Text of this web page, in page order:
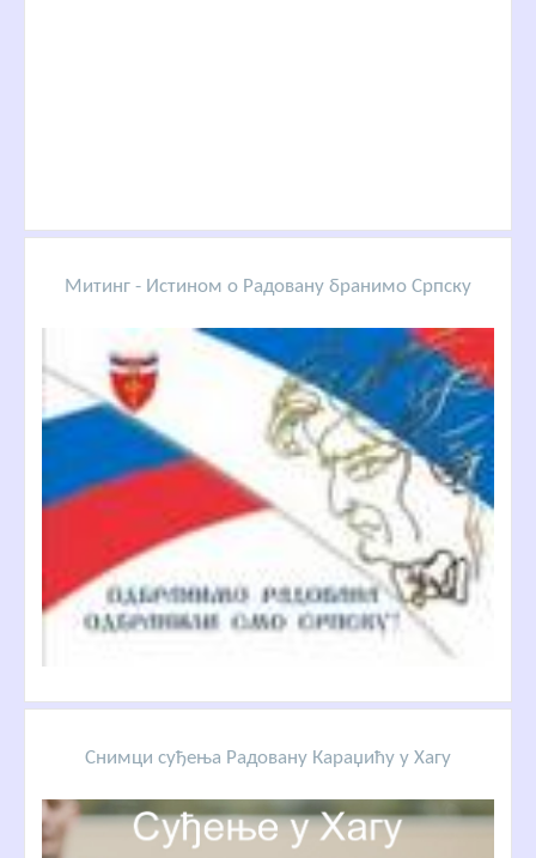
Митинг - Истином о Радовану бранимо Српску
Снимци суђења Радовану Караџићу у Хагу